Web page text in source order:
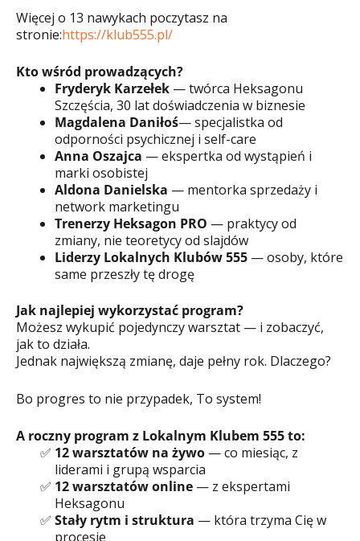
Więcej o 13 nawykach poczytasz na
stronie:https://klub555.pl/
Kto wśród prowadzących?
Fryderyk Karzełek — twórca Heksagonu
Szczęścia, 30 lat doświadczenia w biznesie
Magdalena Daniłoś— specjalistka od
odporności psychicznej i self-care
Anna Oszajca — ekspertka od wystąpień i
marki osobistej
Aldona Danielska — mentorka sprzedaży i
network marketingu
Trenerzy Heksagon PRO — praktycy od
zmiany, nie teoretycy od slajdów
Liderzy Lokalnych Klubów 555 — osoby, które
same przeszły tę drogę
Jak najlepiej wykorzystać program?
Możesz wykupić pojedynczy warsztat — i zobaczyć,
jak to działa.
Jednak największą zmianę, daje pełny rok. Dlaczego?
Bo progres to nie przypadek, To system!
A roczny program z Lokalnym Klubem 555 to:
12 warsztatów na żywo — co miesiąc, z
liderami i grupą wsparcia
12 warsztatów online — z ekspertami
Heksagonu
Stały rytm i struktura — która trzyma Cię w
procesie